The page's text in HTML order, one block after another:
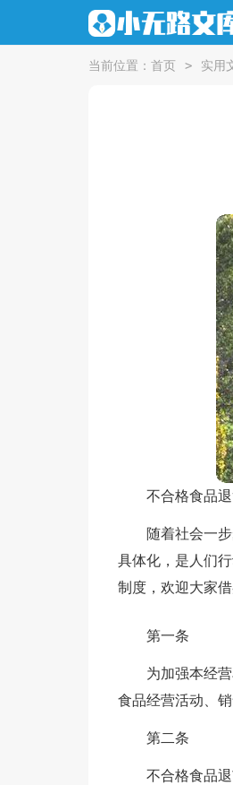
当前位置： 首页 > 实用
不合格食品
随着社会一
具体化，是人们
制度，欢迎大家
第一条
为加强本经
食品经营活动、
第二条
不合格食品